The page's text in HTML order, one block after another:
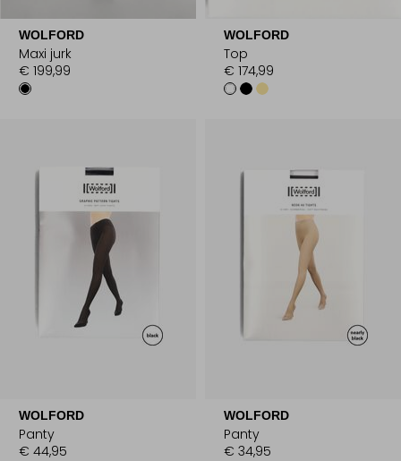
WOLFORD
Maxi jurk
€ 199,99
WOLFORD
Top
€ 174,99
WOLFORD
Panty
€ 44,95
WOLFORD
Panty
€ 34,95